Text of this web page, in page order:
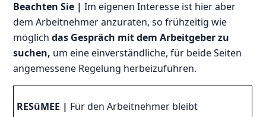
Beachten Sie |Im eigenen Interesse ist hier aber
dem Arbeitnehmer anzuraten, so frühzeitig wie
möglich das Gespräch mit dem Arbeitgeber zu
suchen, um eine einverständliche, für beide Seiten
angemessene Regelung herbeizuführen.
RESüMEE | Für den Arbeitnehmer bleibt